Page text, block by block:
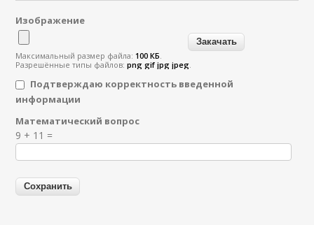
Изображение
Максимальный размер файла:100 КБ.
Разрешённые типы файлов:png gif jpg jpeg.
Подтверждаю корректность введенной
информации
Я спамер
Математический вопрос
9 + 11 =